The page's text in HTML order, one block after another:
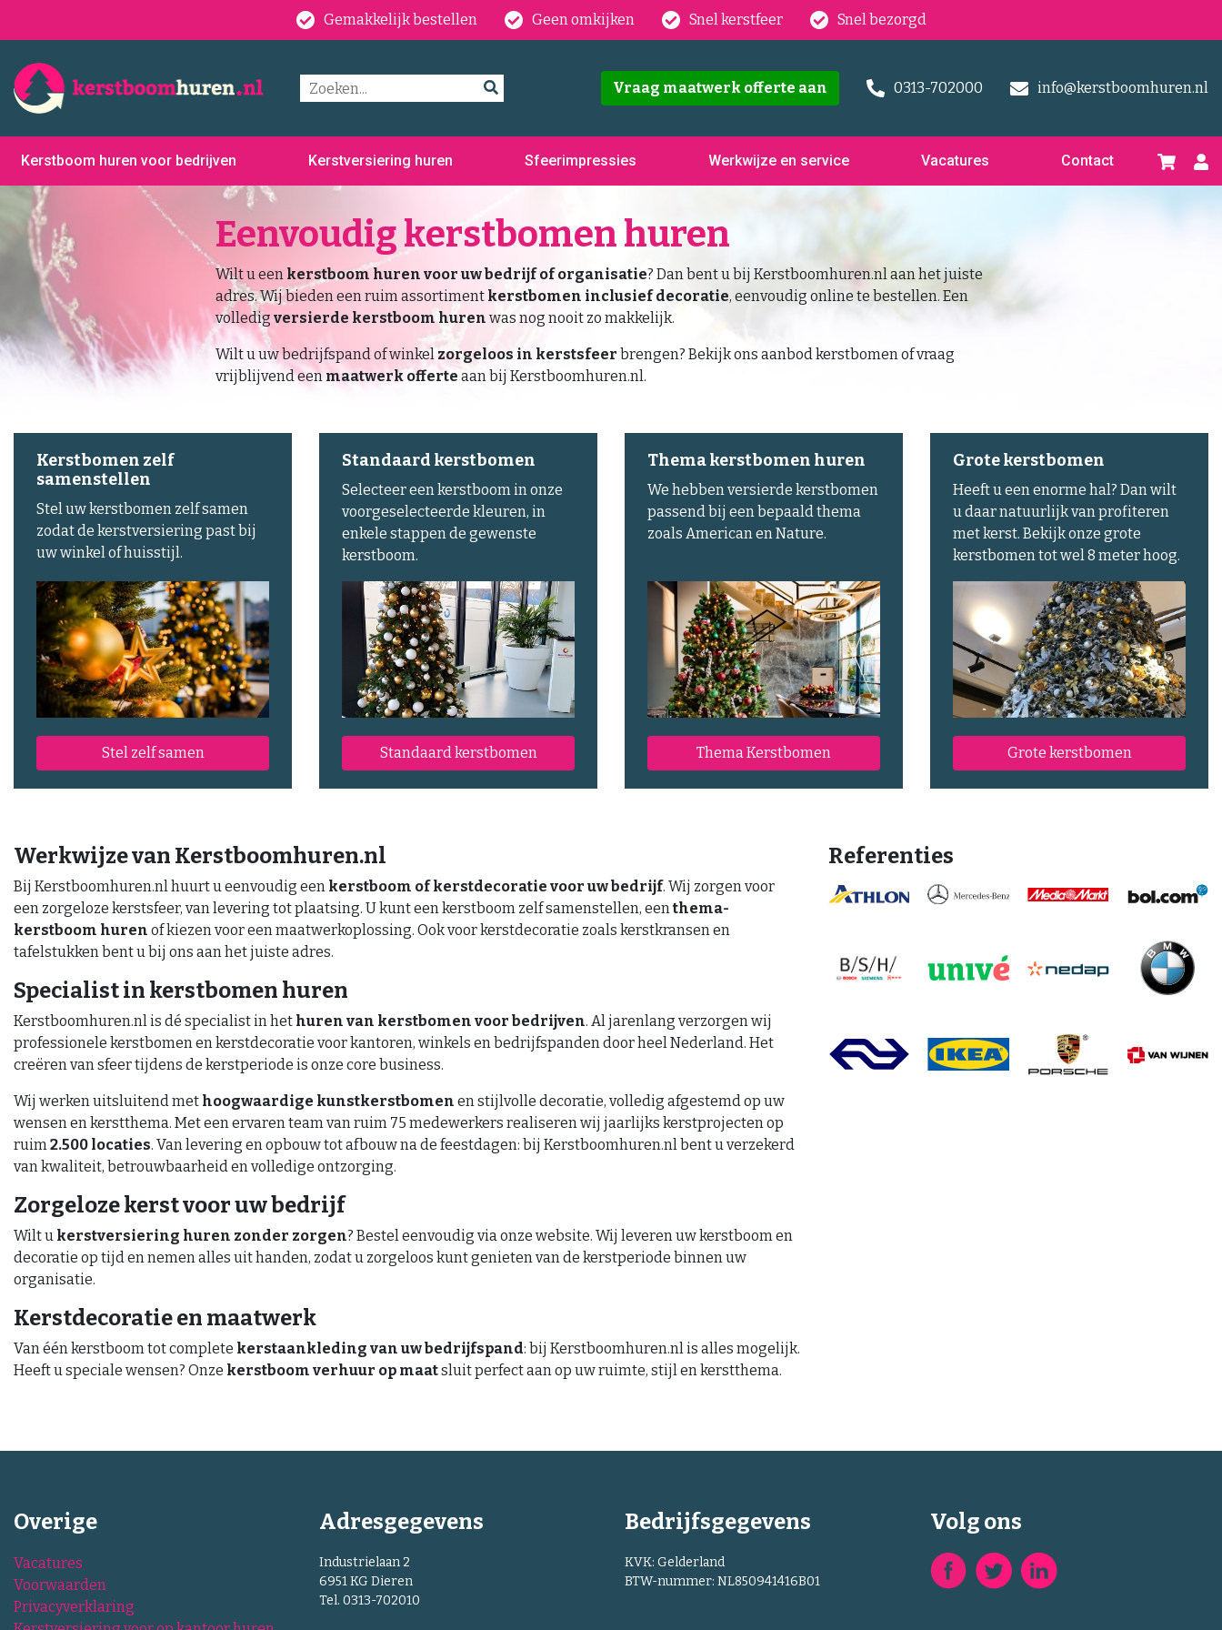
Gemakkelijk bestellen Geen omkijken Snel kerstfeer Snel bezorgd
Vraag maatwerk offerte aan 0313-702000 info@kerstboomhuren.nl
Kerstboom huren voor bedrijven Kerstversiering huren Sfeerimpressies Werkwijze en service Vacatures Contact
Eenvoudig kerstbomen huren
Wilt u een kerstboom huren voor uw bedrijf of organisatie? Dan bent u bij Kerstboomhuren.nl aan het juiste
adres. Wij bieden een ruim assortiment kerstbomen inclusief decoratie, eenvoudig online te bestellen. Een
volledig versierde kerstboom huren was nog nooit zo makkelijk.
Wilt u uw bedrijfspand of winkel zorgeloos in kerstsfeer brengen? Bekijk ons aanbod kerstbomen of vraag
vrijblijvend een maatwerk offerte aan bij Kerstboomhuren.nl.
Kerstbomen zelf
samenstellen
Stel uw kerstbomen zelf samen
zodat de kerstversiering past bij
uw winkel of huisstijl.
Stel zelf samen
Standaard kerstbomen
Selecteer een kerstboom in onze
voorgeselecteerde kleuren, in
enkele stappen de gewenste
kerstboom.
Standaard kerstbomen
Thema kerstbomen huren
We hebben versierde kerstbomen
passend bij een bepaald thema
zoals American en Nature.
Thema Kerstbomen
Grote kerstbomen
Heeft u een enorme hal? Dan wilt
u daar natuurlijk van profiteren
met kerst. Bekijk onze grote
kerstbomen tot wel 8 meter hoog.
Grote kerstbomen
Werkwijze van Kerstboomhuren.nl
Bij Kerstboomhuren.nl huurt u eenvoudig een kerstboom of kerstdecoratie voor uw bedrijf. Wij zorgen voor
een zorgeloze kerstsfeer, van levering tot plaatsing. U kunt een kerstboom zelf samenstellen, eenthema-
kerstboom huren of kiezen voor een maatwerkoplossing. Ook voor kerstdecoratie zoals kerstkransen en
tafelstukken bent u bij ons aan het juiste adres.
Specialist in kerstbomen huren
Kerstboomhuren.nl is dé specialist in het huren van kerstbomen voor bedrijven. Al jarenlang verzorgen wij
professionele kerstbomen en kerstdecoratie voor kantoren, winkels en bedrijfspanden door heel Nederland. Het
creëren van sfeer tijdens de kerstperiode is onze core business.
Wij werken uitsluitend met hoogwaardige kunstkerstbomen en stijlvolle decoratie, volledig afgestemd op uw
wensen en kerstthema. Met een ervaren team van ruim 75 medewerkers realiseren wij jaarlijks kerstprojecten op
ruim2.500 locaties. Van levering en opbouw tot afbouw na de feestdagen: bij Kerstboomhuren.nl bent u verzekerd
van kwaliteit, betrouwbaarheid en volledige ontzorging.
Zorgeloze kerst voor uw bedrijf
Wilt u kerstversiering huren zonder zorgen? Bestel eenvoudig via onze website. Wij leveren uw kerstboom en
decoratie op tijd en nemen alles uit handen, zodat u zorgeloos kunt genieten van de kerstperiode binnen uw
organisatie.
Kerstdecoratie en maatwerk
Van één kerstboom tot complete kerstaankleding van uw bedrijfspand: bij Kerstboomhuren.nl is alles mogelijk.
Heeft u speciale wensen? Onze kerstboom verhuur op maatsluit perfect aan op uw ruimte, stijl en kerstthema.
Referenties
Overige
Vacatures
Voorwaarden
Privacyverklaring
Adresgegevens
Industrielaan 2
6951 KG Dieren
Tel. 0313-702010
Bedrijfsgegevens
KVK: Gelderland
BTW-nummer: NL850941416B01
Volg ons